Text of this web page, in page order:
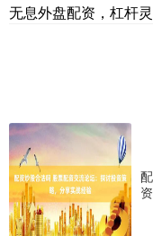
无息外盘配资，杠杆